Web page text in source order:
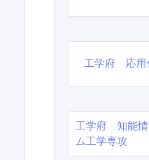
工学府 応用
工学府 知能情
ム工学専攻